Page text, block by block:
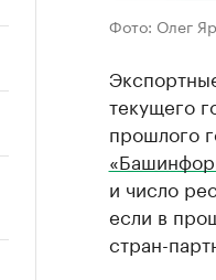
Фото: Олег
текущего
прошлого
и число
если в
стран-